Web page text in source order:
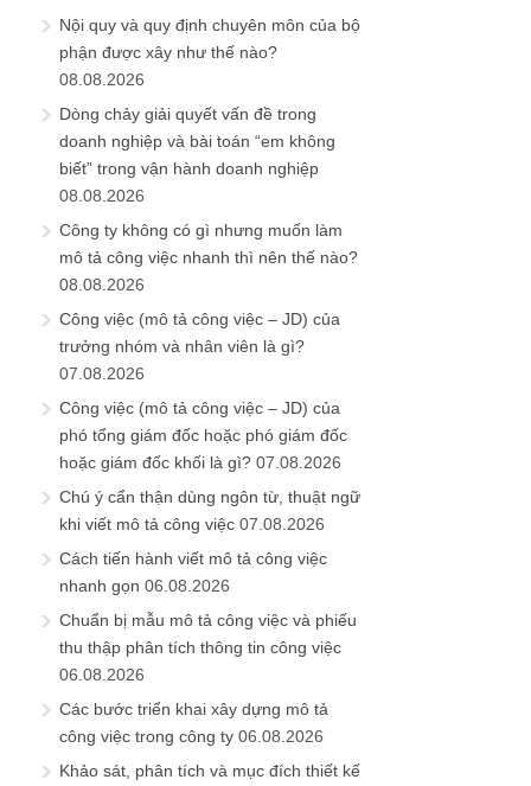
Nội quy và quy định chuyên môn của bộ
phận được xây như thế nào?
08.08.2026
Dòng chảy giải quyết vấn đề trong
doanh nghiệp và bài toán “em không
biết” trong vận hành doanh nghiệp
08.08.2026
Công ty không có gì nhưng muốn làm
mô tả công việc nhanh thì nên thế nào?
08.08.2026
Công việc (mô tả công việc – JD) của
trưởng nhóm và nhân viên là gì?
07.08.2026
Công việc (mô tả công việc – JD) của
phó tổng giám đốc hoặc phó giám đốc
hoặc giám đốc khối là gì? 07.08.2026
Chú ý cẩn thận dùng ngôn từ, thuật ngữ
khi viết mô tả công việc 07.08.2026
Cách tiến hành viết mô tả công việc
nhanh gọn 06.08.2026
Chuẩn bị mẫu mô tả công việc và phiếu
thu thập phân tích thông tin công việc
06.08.2026
Các bước triển khai xây dựng mô tả
công việc trong công ty 06.08.2026
Khảo sát, phân tích và mục đích thiết kế